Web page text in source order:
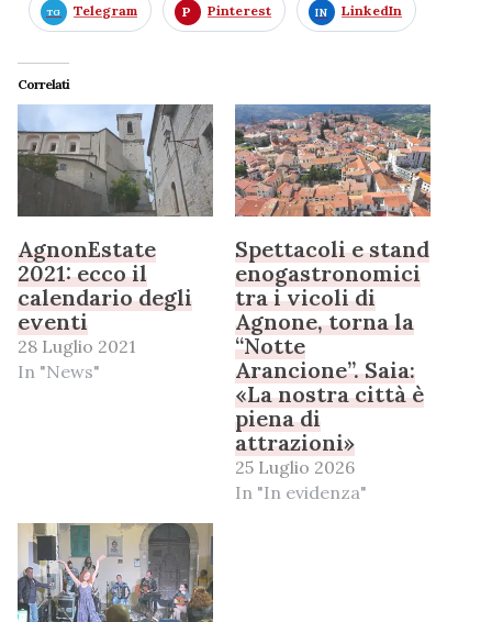
Telegram Pinterest LinkedIn
Correlati
AgnonEstate
2021: ecco il
calendario degli
eventi
28 Luglio 2021
In "News"
Spettacoli e stand
enogastronomici
tra i vicoli di
Agnone, torna la
“Notte
Arancione”. Saia:
«La nostra città è
piena di
attrazioni»
25 Luglio 2026
In "In evidenza"